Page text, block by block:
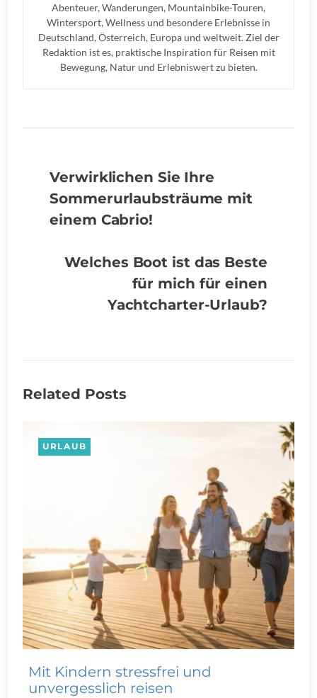
Abenteuer, Wanderungen, Mountainbike-Touren,
Wintersport, Wellness und besondere Erlebnisse in
Deutschland, Österreich, Europa und weltweit. Ziel der
Redaktion ist es, praktische Inspiration für Reisen mit
Bewegung, Natur und Erlebniswert zu bieten.
Verwirklichen Sie Ihre
Sommerurlaubsträume mit
einem Cabrio!
Welches Boot ist das Beste
für mich für einen
Yachtcharter-Urlaub?
Related Posts
URLAUB
Mit Kindern stressfrei und
unvergesslich reisen